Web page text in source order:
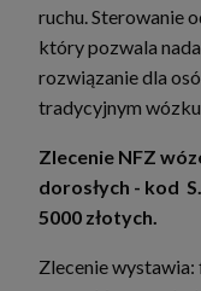
ruchu. Sterowanie
który pozwala
rozwiązanie dla
tradycyjnym
Zlecenie NFZ
dorosłych - kod
5000 złotych.
Zlecenie